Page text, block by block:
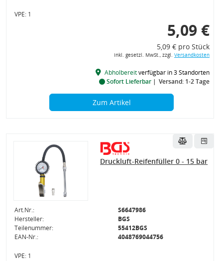
VPE: 1
5,09 €
5,09 € pro Stück
inkl. gesetzl. MwSt., zzgl. Versandkosten
Abholbereitverfügbar in 3 Standorten
Sofort Lieferbar
Versand: 1-2 Tage
Zum Artikel
Druckluft-Reifenfüller 0 - 15 bar
Art.Nr.:
S6647986
Hersteller:
BGS
Teilenummer:
55412BGS
EAN-Nr.:
4048769044756
VPE: 1